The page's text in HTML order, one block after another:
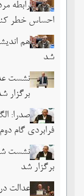
رابطه
احساس خطر
هم
شد
نشست
برگزار
صدرا:
فرابردی گام
نشست
برگزار شد
عدالت